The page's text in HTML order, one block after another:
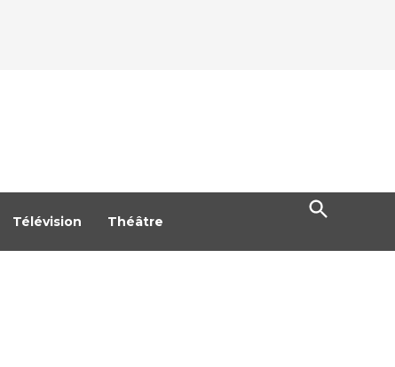
Télévision Théâtre
Open
Search